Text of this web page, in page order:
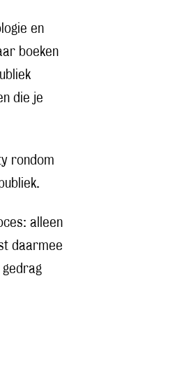
en
boeken
die je
rondom
alleen
daarmee
gedrag